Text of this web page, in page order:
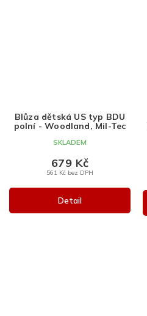
Blůza dětská US typ BDU
polní - Woodland, Mil-Tec
SKLADEM
561 Kč bez DPH
679 Kč
Detail